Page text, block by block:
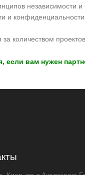
независимости
и конфиденциальности.
количеством
если вам нужен